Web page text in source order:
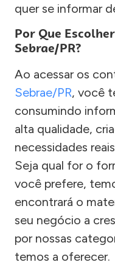
quer se informar
Por Que
Sebrae/PR?
Ao acessar os
Sebrae/PR, você
consumindo
alta qualidade,
necessidades
Seja qual for o
você prefere,
encontrará o
seu negócio a
por nossas
temos a oferecer.